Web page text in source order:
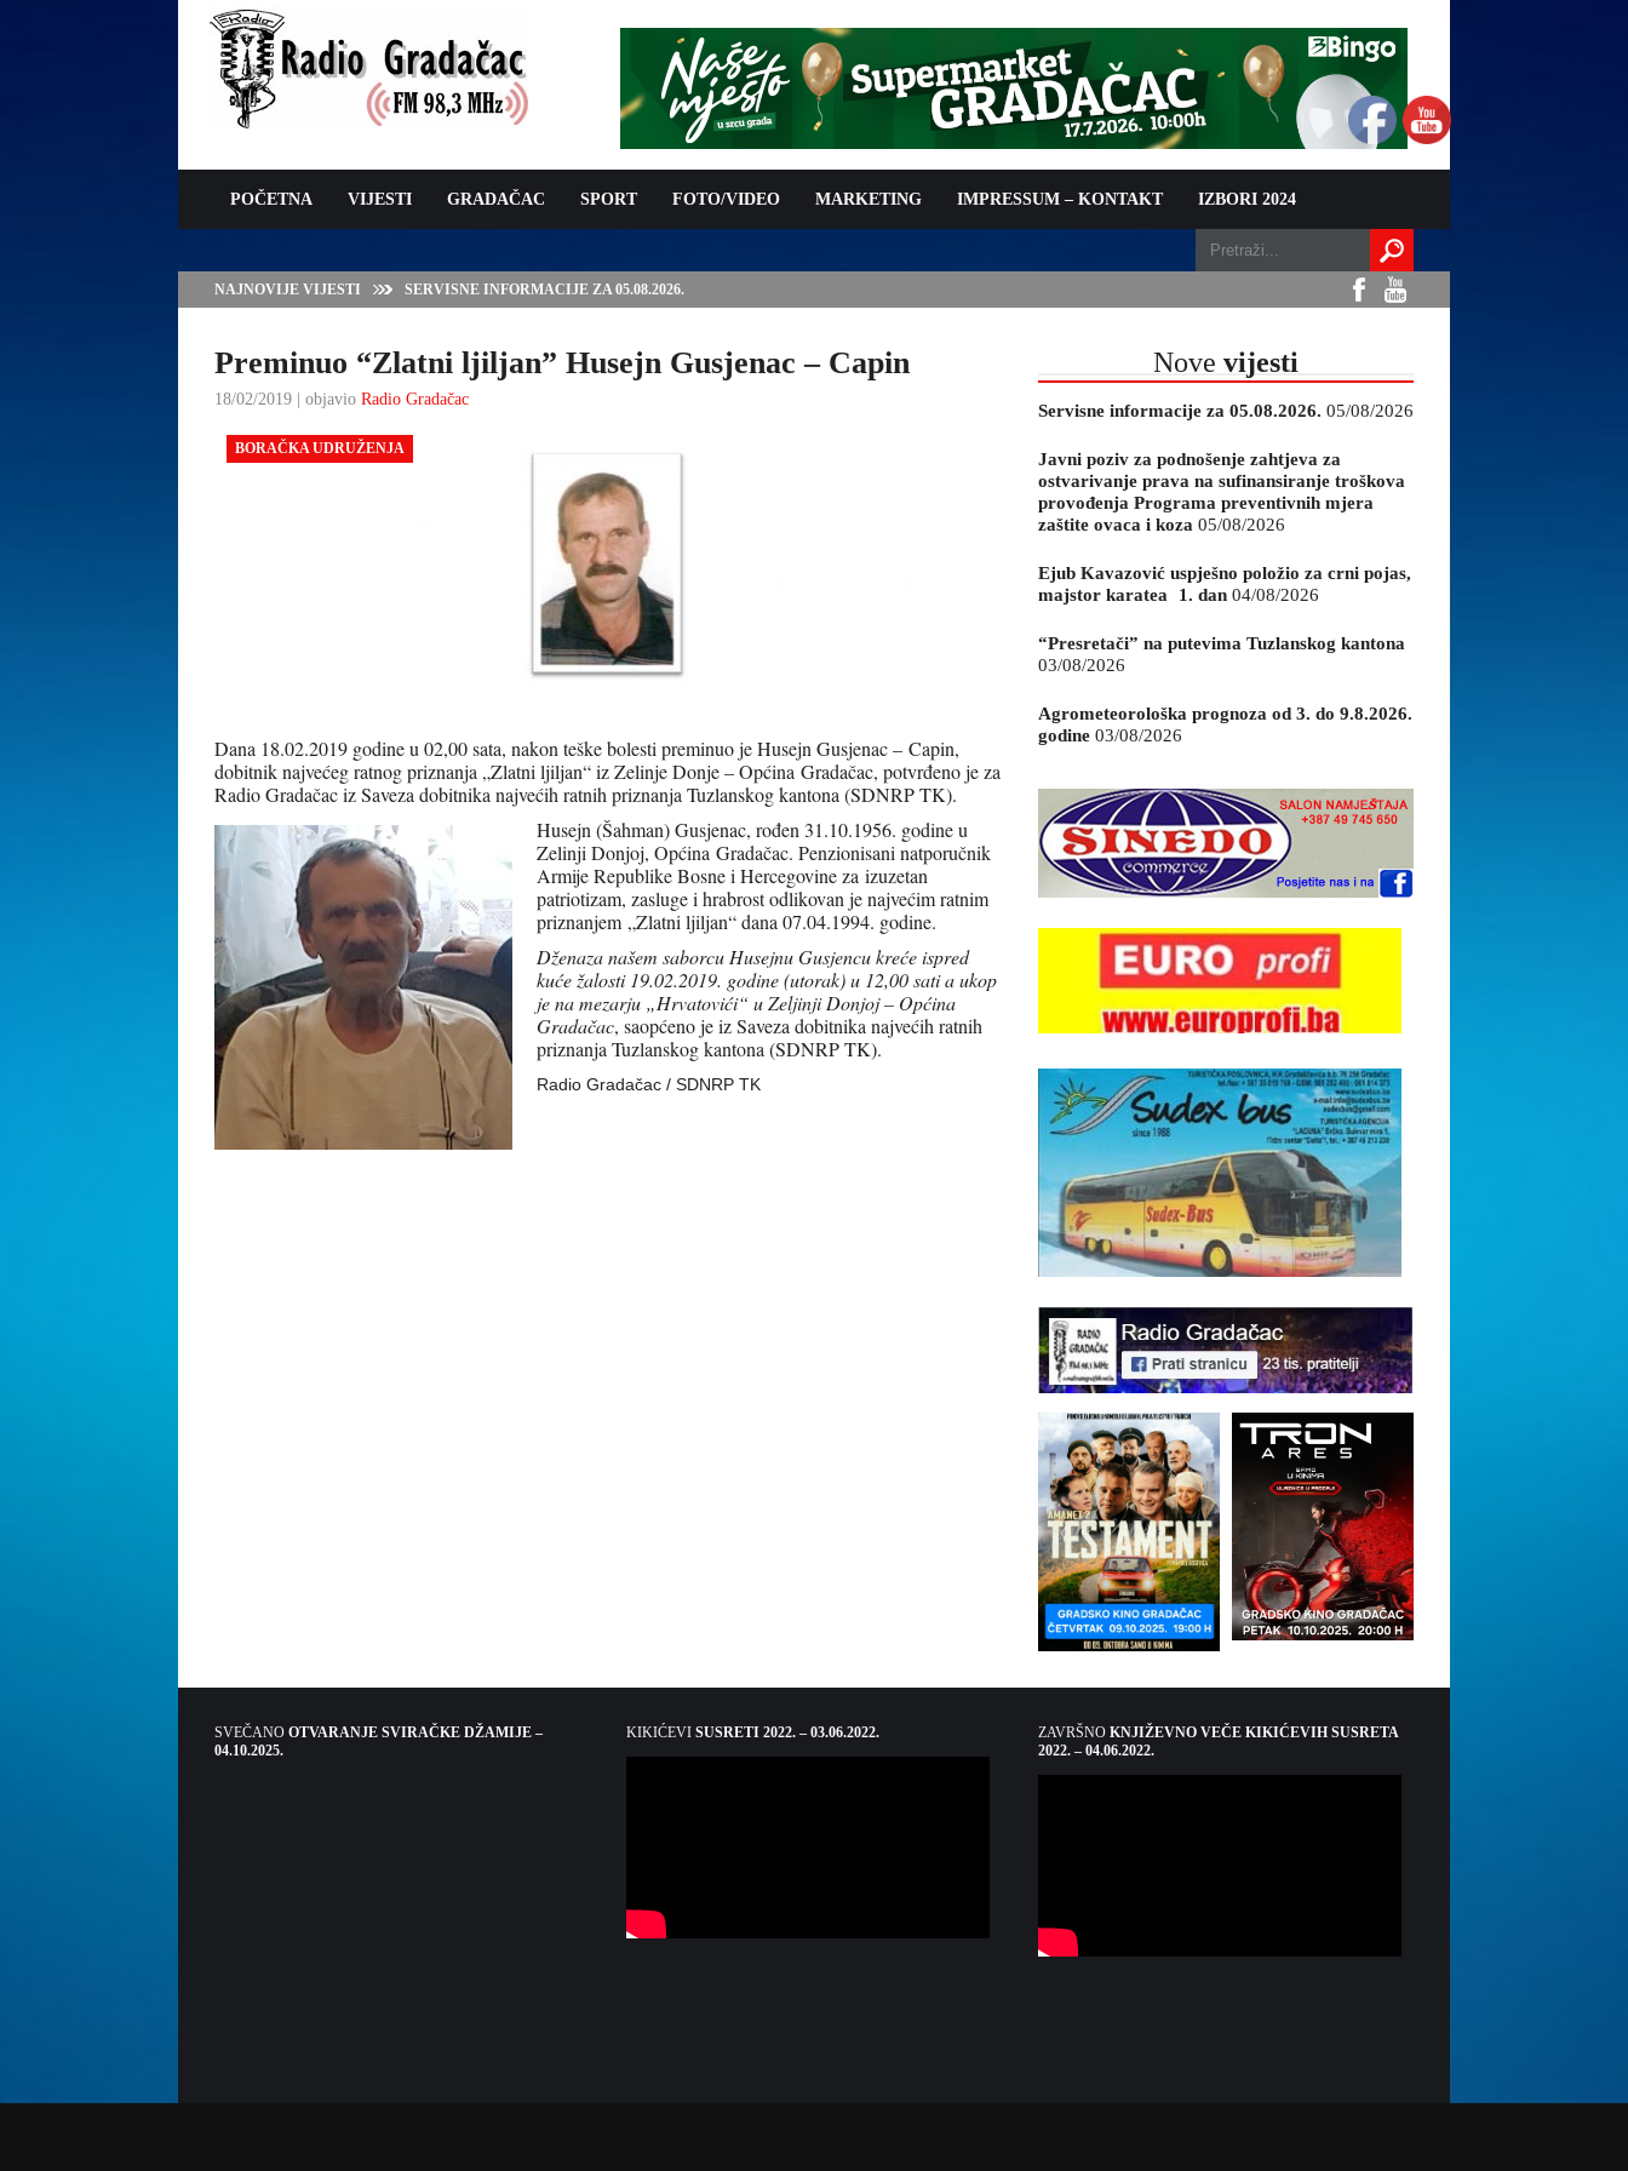
POČETNA VIJESTI GRADAČAC SPORT FOTO/VIDEO MARKETING IMPRESSUM – KONTAKT IZBORI 2024
NAJNOVIJE VIJESTI SERVISNE INFORMACIJE ZA 05.08.2026.
Preminuo “Zlatni ljiljan” Husejn Gusjenac – Capin
18/02/2019 | objavio Radio Gradačac
BORAČKA UDRUŽENJA
Dana 18.02.2019 godine u 02,00 sata, nakon teške bolesti preminuo je Husejn Gusjenac – Capin,
dobitnik najvećeg ratnog priznanja „Zlatni ljiljan“ iz Zelinje Donje – Općina Gradačac, potvrđeno je za
Radio Gradačac iz Saveza dobitnika najvećih ratnih priznanja Tuzlanskog kantona (SDNRP TK).
Husejn (Šahman) Gusjenac, rođen 31.10.1956. godine u
Zelinji Donjoj, Općina Gradačac. Penzionisani natporučnik
Armije Republike Bosne i Hercegovine za izuzetan
patriotizam, zasluge i hrabrost odlikovan je najvećim ratnim
priznanjem „Zlatni ljiljan“ dana 07.04.1994. godine.
Dženaza našem saborcu Husejnu Gusjencu kreće ispred
kuće žalosti 19.02.2019. godine (utorak) u 12,00 sati a ukop
je na mezarju „Hrvatovići“ u Zeljinji Donjoj – Općina
Gradačac, saopćeno je iz Saveza dobitnika najvećih ratnih
priznanja Tuzlanskog kantona (SDNRP TK).
Radio Gradačac / SDNRP TK
Nove vijesti
Servisne informacije za 05.08.2026. 05/08/2026
Javni poziv za podnošenje zahtjeva za
ostvarivanje prava na sufinansiranje troškova
provođenja Programa preventivnih mjera
zaštite ovaca i koza 05/08/2026
Ejub Kavazović uspješno položio za crni pojas,
majstor karatea 1. dan 04/08/2026
“Presretači” na putevima Tuzlanskog kantona
03/08/2026
Agrometeorološka prognoza od 3. do 9.8.2026.
godine 03/08/2026
SVEČANO OTVARANJE SVIRAČKE DŽAMIJE –
04.10.2025.
KIKIĆEVI SUSRETI 2022. – 03.06.2022. ZAVRŠNO KNJIŽEVNO VEČE KIKIĆEVIH SUSRETA
2022. – 04.06.2022.